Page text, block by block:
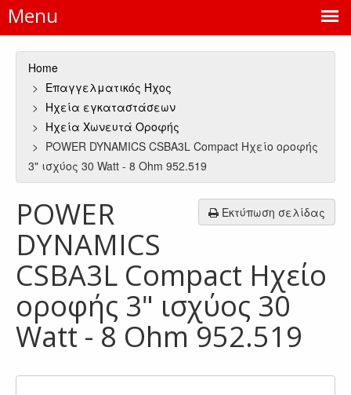
Menu
Home
Επαγγελματικός Ήχος
Ηχεία εγκαταστάσεων
Ηχεία Χωνευτά Οροφής
POWER DYNAMICS CSBA3L Compact Ηχείο οροφής
3" ισχύος 30 Watt - 8 Ohm 952.519
Εκτύπωση σελίδας
POWER
DYNAMICS
CSBA3L Compact Ηχείο
οροφής 3" ισχύος 30
Watt - 8 Ohm 952.519